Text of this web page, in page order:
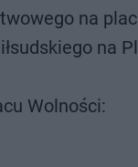
na
na
Wolności: